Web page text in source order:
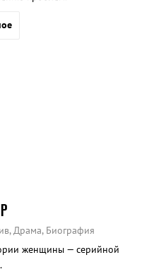
Драма, Биография
женщины — серийной